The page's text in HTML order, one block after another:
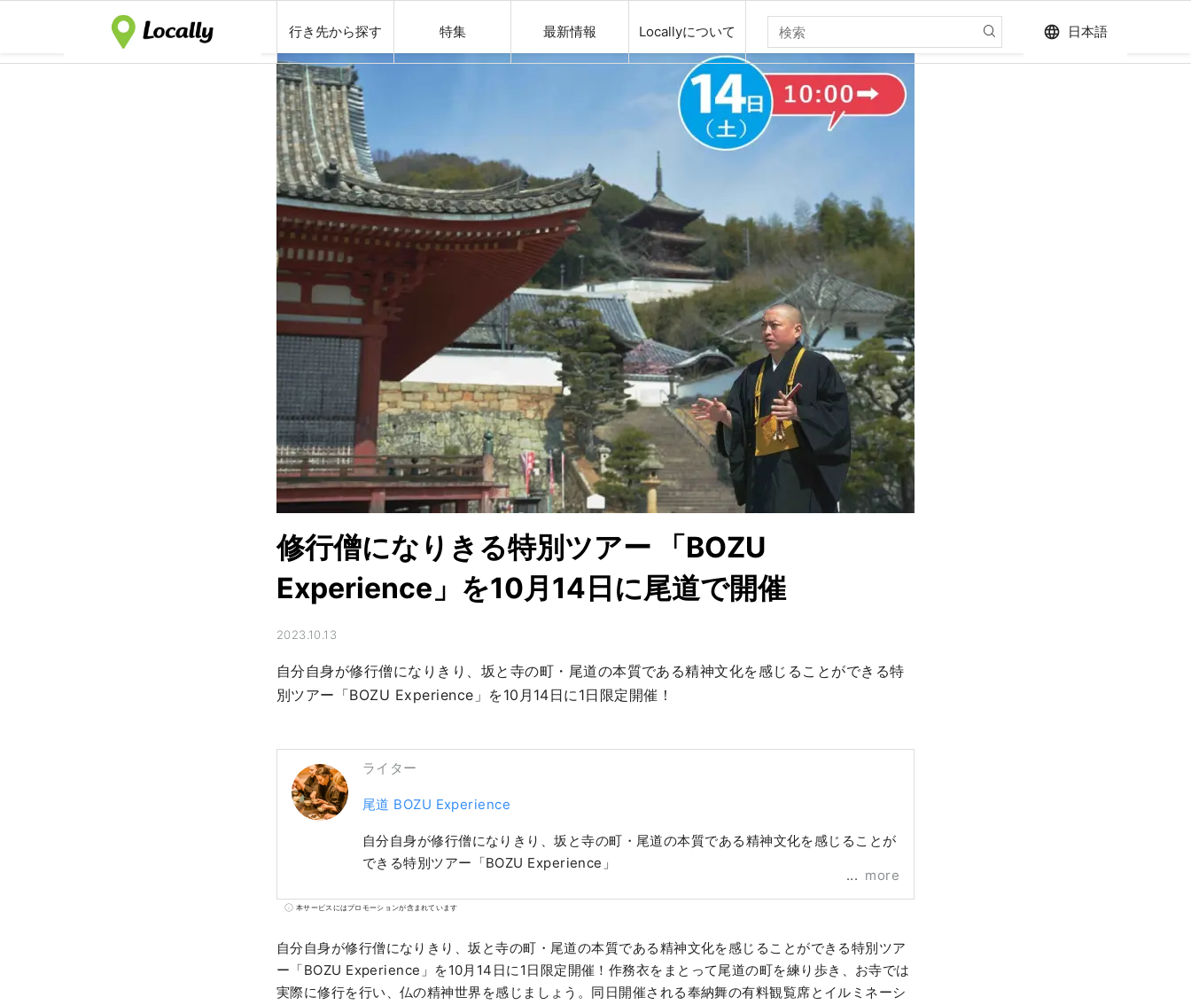
行き先から探す 特集 最新情報 Locallyについて language 日本語
修行僧になりきる特別ツアー 「BOZU
Experience」を10月14日に尾道で開催
2023.10.13
自分自身が修行僧になりきり、坂と寺の町・尾道の本質である精神文化を感じることができる特
別ツアー「BOZU Experience」を10月14日に1日限定開催！
ライター
尾道 BOZU Experience
自分自身が修行僧になりきり、坂と寺の町・尾道の本質である精神文化を感じることが
できる特別ツアー「BOZU Experience」
more
本サービスにはプロモーションが含まれています
自分自身が修行僧になりきり、坂と寺の町・尾道の本質である精神文化を感じることができる特別ツア
ー「BOZU Experience」を10月14日に1日限定開催！作務衣をまとって尾道の町を練り歩き、お寺では
実際に修行を行い、仏の精神世界を感じましょう。同日開催される奉納舞の有料観覧席とイルミネーシ